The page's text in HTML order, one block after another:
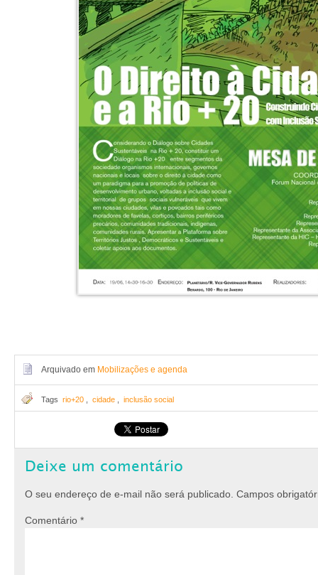
Arquivado em Mobilizações e agenda
Tags rio+20 cidade inclusão social
Deixe um comentário
O seu endereço de e-mail não será publicado. Campos
Comentário *